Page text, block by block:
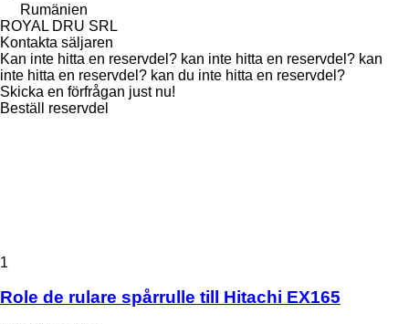
Rumänien
ROYAL DRU SRL
Kontakta säljaren
Kan inte hitta en reservdel? kan inte hitta en reservdel? kan
inte hitta en reservdel? kan du inte hitta en reservdel?
Skicka en förfrågan just nu!
Beställ reservdel
1
Role de rulare spårrulle till Hitachi EX165